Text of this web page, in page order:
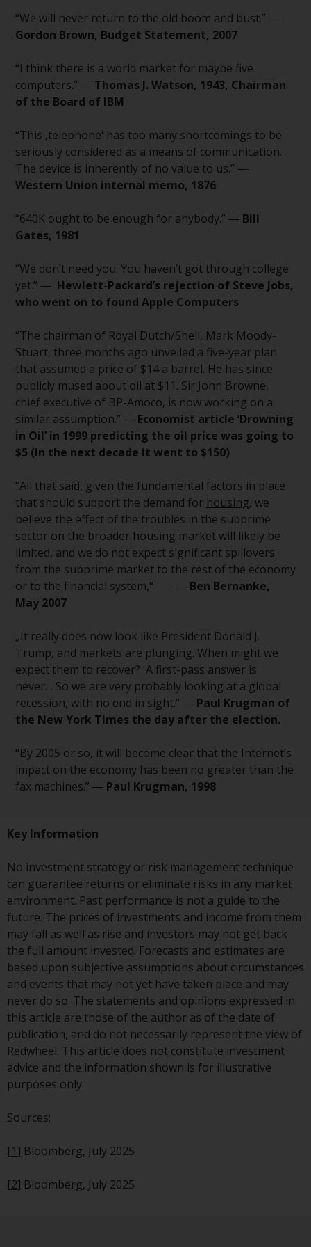
Anlagebedürfnisse eines
bestimmten Anlegers oder
Nichts auf dieser Website sollte
als Anlage-, Steuer-, Rechts- oder
werden.
Die frühere Wertentwicklung
Fonds ist kein Hinweis auf die
zukünftige Wertentwicklung. Der
Wert von Wertpapieren und die
sowohl fallen als auch steigen.
Mit Investitionen in die von
Redwheel und seinen
verbundenen Unternehmen
angebotenen Produkte und
Dienstleistungen sind erhebliche
Risiken verbunden.
Wechselkursschwankungen
auf den Wert von auf
Fremdwährungen lautenden
Finanzinstrumenten auswirken.
Bestimmte Anlagen,
insbesondere alternative Fonds
und Emerging Markets,
beinhalten ein
überdurchschnittliches Risiko und
Derivative Instrumente können
mit einem hohen Risiko
verbunden sein. Unterschiedliche
Arten von Fonds oder Anlagen
weisen unterschiedliche
Risikograde auf.
Änderungen am Inhalt
enthaltenen Informationen
Verfügung gestellt, können ohne
Vorankündigung geändert
werden und es wird keine
Garantie hinsichtlich ihrer
Genauigkeit, Vollständigkeit oder
Eignung für einen bestimmten
Zweck übernommen. Redwheel
hat seine eigenen Ansichten und
Meinungen auf dieser Website
(oder denen seiner verbundenen
Unternehmen) geäußert, und
diese können sich ohne
Vorankündigung ändern.
Redwheel ist nicht verpflichtet,
ausschließlich auf die auf dieser
Informationen verlassen.
“We will never return to the old boom and bust.” ―
Gordon Brown, Budget Statement, 2007
“I think there is a world market for maybe five
computers.” ― Thomas J. Watson, 1943, Chairman
of the Board of IBM
“This ‚telephone‘ has too many shortcomings to be
seriously considered as a means of communication.
The device is inherently of no value to us.” ―
Western Union internal memo, 1876
“640K ought to be enough for anybody.” ― Bill
Gates, 1981
“We don’t need you. You haven’t got through college
yet.” ― Hewlett-Packard’s rejection of Steve Jobs,
who went on to found Apple Computers
“The chairman of Royal Dutch/Shell, Mark Moody-
Stuart, three months ago unveiled a five-year plan
that assumed a price of $14 a barrel. He has since
publicly mused about oil at $11. Sir John Browne,
chief executive of BP-Amoco, is now working on a
similar assumption.” ― Economist article ‘Drowning
in Oil’ in 1999 predicting the oil price was going to
$5 (in the next decade it went to $150)
“All that said, given the fundamental factors in place
that should support the demand for housing, we
believe the effect of the troubles in the subprime
sector on the broader housing market will likely be
limited, and we do not expect significant spillovers
from the subprime market to the rest of the economy
or to the financial system,“ ― Ben Bernanke,
May 2007
„It really does now look like President Donald J.
Trump, and markets are plunging. When might we
expect them to recover? A first-pass answer is
never… So we are very probably looking at a global
recession, with no end in sight.“ ― Paul Krugman of
the New York Times the day after the election.
“By 2005 or so, it will become clear that the Internet’s
impact on the economy has been no greater than the
fax machines.” ― Paul Krugman, 1998
Key Information
No investment strategy or risk management technique
can guarantee returns or eliminate risks in any market
environment. Past performance is not a guide to the
future. The prices of investments and income from them
may fall as well as rise and investors may not get back
the full amount invested. Forecasts and estimates are
based upon subjective assumptions about circumstances
and events that may not yet have taken place and may
never do so. The statements and opinions expressed in
this article are those of the author as of the date of
publication, and do not necessarily represent the view of
Redwheel. This article does not constitute investment
advice and the information shown is for illustrative
purposes only.
Sources:
[1] Bloomberg, July 2025
[2] Bloomberg, July 2025